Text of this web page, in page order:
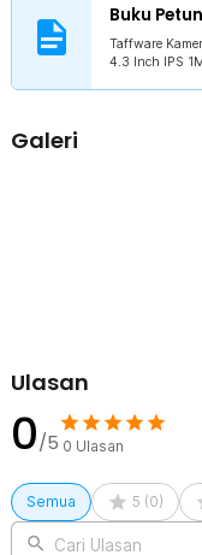
Kelengkapan Produk
Rincian yang Anda
1 x Taffware
1 x Unit Monitor
Buku
Taffware
4.3 Inch IPS
Galeri
Ulasan
0/5 0 Ulasan
Semua 5 (0)
Cari Ulasan